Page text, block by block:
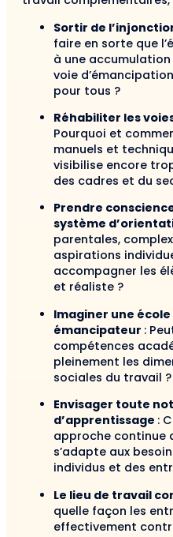
Sortir de
faire en sorte que
à une
voie
pour tous ?
Réhabiliter les
Pourquoi et
manuels et
visibilise encore
des cadres et du
Prendre
système
parentales,
aspirations
accompagner les
et réaliste ?
Imaginer une
émancipateur :
compétences
pleinement les
sociales du travail ?
Envisager toute
d’apprentissage :
approche continue
s’adapte aux
individus et des
Le lieu de travail
quelle façon les
effectivement